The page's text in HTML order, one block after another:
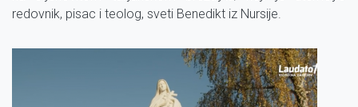
redovnik, pisac i teolog, sveti Benedikt iz Nursije.